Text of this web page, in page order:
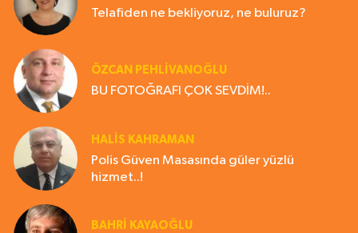
Telafiden ne bekliyoruz, ne buluruz?
ÖZCAN PEHLİVANOĞLU
BU FOTOĞRAFI ÇOK SEVDİM!..
HALIS KAHRAMAN
Polis Güven Masasında güler yüzlü
hizmet..!
BAHRI KAYAOĞLU